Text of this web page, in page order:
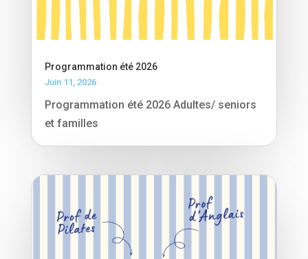
Programmation été 2026
Juin 11, 2026
Programmation été 2026 Adultes/ seniors
et familles